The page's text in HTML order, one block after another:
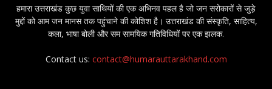
हमारा उत्तराखंड कुछ युवा साथियों की एक अभिनव पहल है जो जन सरोकारों से जुड़े
मुद्दों को आम जन मानस तक पहुंचाने की कोशिश है। उत्तराखंड की संस्कृति, साहित्य,
कला, भाषा बोली और सम सामयिक गतिविधियों पर एक झलक.
Contact us: contact@humarauttarakhand.com